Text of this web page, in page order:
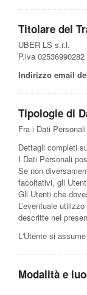
Titolare del
UBER LS s.r.l.
P.iva 02536990282
Indirizzo email
Tipologie di
Fra i Dati
Dettagli completi
I Dati Personali
Se non
facoltativi, gli
Gli Utenti che
L’eventuale
descritte nel
L'Utente si
Modalità e